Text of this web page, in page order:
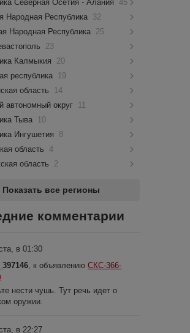
Северная Осетия - Алания
45
Народная Республика 32
Народная Республика 25
23
Калмыкия
20
республика 19
область
14
автономный округ 11
Тыва
10
Ингушетия
8
область
4
область
2
Показать все регионы
комментарии
в 01:30
, к объявлениюСКС-366-
нести чушь. Тут речь идет о
оружии.
в 22:27